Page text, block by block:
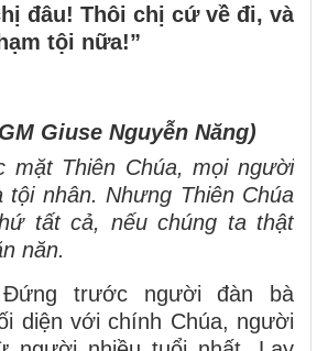
đâu! Thôi chị cứ về đi, và
tội nữa!”
Giuse Nguyễn Năng)
mặt Thiên Chúa, mọi người
tội nhân. Nhưng Thiên Chúa
tất cả, nếu chúng ta thật
năn.
trước người đàn bà
diện với chính Chúa, người